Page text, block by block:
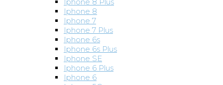
Iphone 8
Iphone 7
Iphone 7 Plus
Iphone 6s
Iphone 6s Plus
Iphone SE
Iphone 6 Plus
Iphone 6